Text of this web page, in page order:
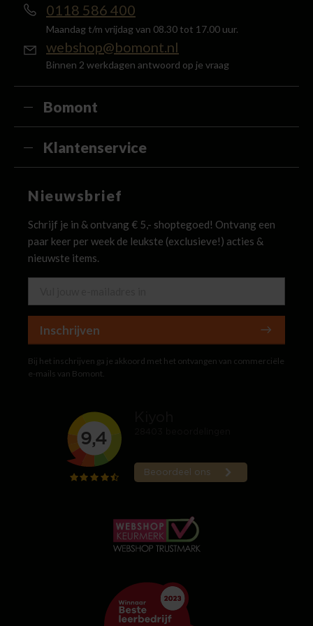
0118 586 400
Maandag t/m vrijdag van 08.30 tot 17.00 uur.
webshop@bomont.nl
Binnen 2 werkdagen antwoord op je vraag
Bomont
Klantenservice
Nieuwsbrief
Schrijf je in & ontvang € 5,- shoptegoed! Ontvang een
paar keer per week de leukste (exclusieve!) acties &
nieuwste items.
Inschrijven
Bij het inschrijven ga je akkoord met het ontvangen van commerciële
e-mails van Bomont.